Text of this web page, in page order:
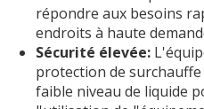
répondre aux besoins
endroits à haute
Sécurité élevée:
protection de
faible niveau de liquide